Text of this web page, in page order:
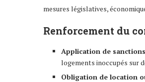
mesures législatives,
Renforcement du
Application de
logements inoccupés sur
Obligation de location